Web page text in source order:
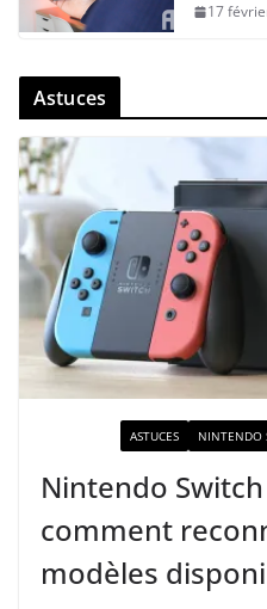
17
Astuces
ASTUCES NINTENDO
Nintendo
comment
modèles